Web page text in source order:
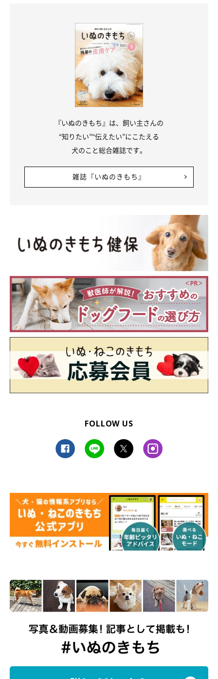
『いぬのきもち』は、飼い主さんの
“知りたい”“伝えたい”にこたえる
犬のこと総合雑誌です。
雑誌『いぬのきもち』
FOLLOW US